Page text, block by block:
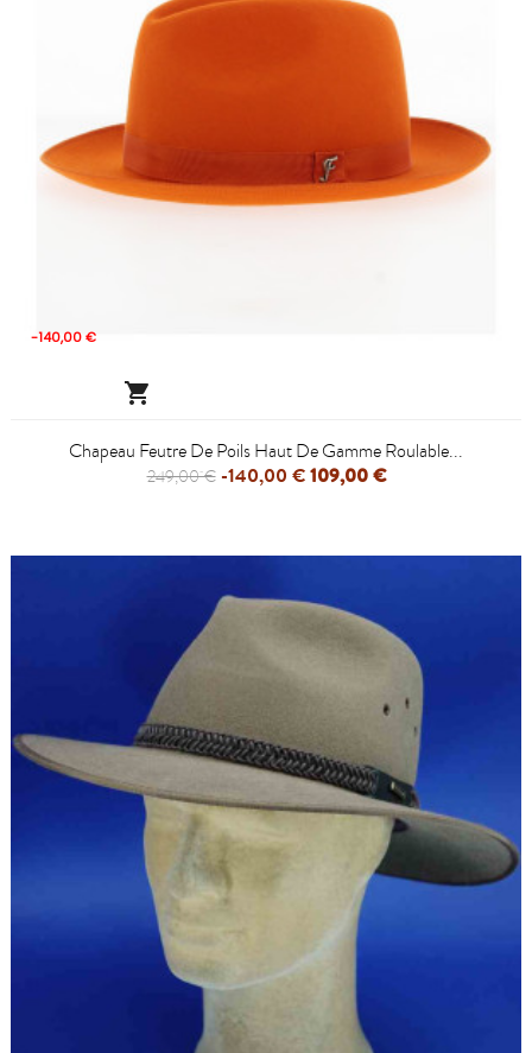
-140,00 €

Chapeau Feutre De Poils Haut De Gamme Roulable...
249,00 € -140,00 €109,00 €